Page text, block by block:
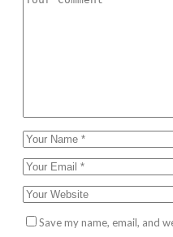
Save my name, email, and